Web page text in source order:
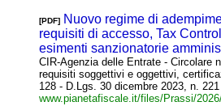
[PDF] Nuovo regime di
requisiti di accesso, Tax
esimenti sanzionatorie
CIR-Agenzia delle Entrate - Circolare
requisiti soggettivi e oggettivi,
128 - D.Lgs. 30 dicembre 2023, n.
www.pianetafiscale.it/files/Prassi/